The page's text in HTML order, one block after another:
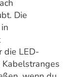
Die
die LED-